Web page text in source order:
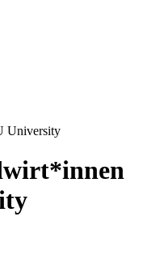
University